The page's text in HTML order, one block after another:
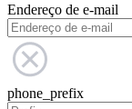
Endereço de e-mail
phone_prefix